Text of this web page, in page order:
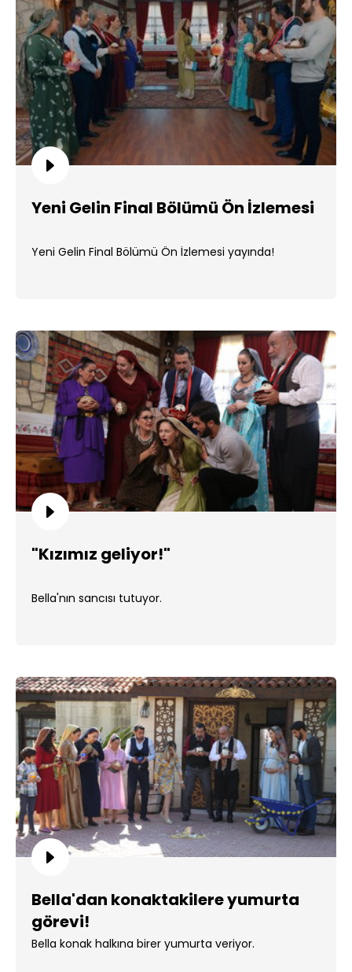
Yeni Gelin Final Bölümü Ön İzlemesi
Yeni Gelin Final Bölümü Ön İzlemesi yayında!
"Kızımız geliyor!"
Bella'nın sancısı tutuyor.
Bella'dan konaktakilere yumurta
görevi!
Bella konak halkına birer yumurta veriyor.